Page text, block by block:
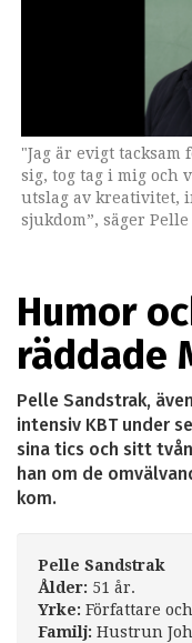
"Jag är evigt
sig, tog tag i mig och
utslag av kreativitet,
sjukdom”, säger
Humor
räddade
Pelle Sandstrak,
intensiv KBT under
sina tics och sitt
han om de
kom.
Pelle Sandstrak
Ålder: 51 år.
Yrke: Författare
Familj: Hustrun